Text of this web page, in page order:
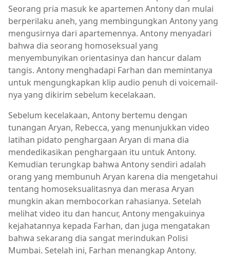
Seorang pria masuk ke apartemen Antony dan mulai
berperilaku aneh, yang membingungkan Antony yang
mengusirnya dari apartemennya. Antony menyadari
bahwa dia seorang homoseksual yang
menyembunyikan orientasinya dan hancur dalam
tangis. Antony menghadapi Farhan dan memintanya
untuk mengungkapkan klip audio penuh di voicemail-
nya yang dikirim sebelum kecelakaan.
Sebelum kecelakaan, Antony bertemu dengan
tunangan Aryan, Rebecca, yang menunjukkan video
latihan pidato penghargaan Aryan di mana dia
mendedikasikan penghargaan itu untuk Antony.
Kemudian terungkap bahwa Antony sendiri adalah
orang yang membunuh Aryan karena dia mengetahui
tentang homoseksualitasnya dan merasa Aryan
mungkin akan membocorkan rahasianya. Setelah
melihat video itu dan hancur, Antony mengakuinya
kejahatannya kepada Farhan, dan juga mengatakan
bahwa sekarang dia sangat merindukan Polisi
Mumbai. Setelah ini, Farhan menangkap Antony.